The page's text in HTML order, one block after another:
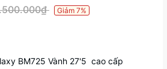
Giảm 7%
BM725 Vành 27'5 cao cấp